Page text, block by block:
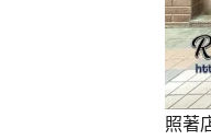
照著